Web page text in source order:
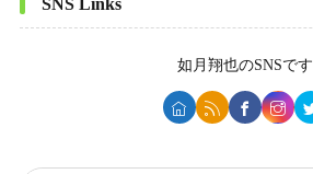
如月翔也のSNSです